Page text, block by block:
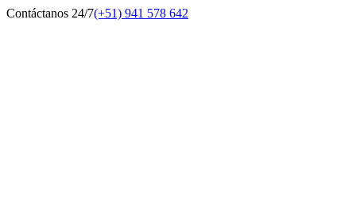
Contáctanos 24/7(+51) 941 578 642